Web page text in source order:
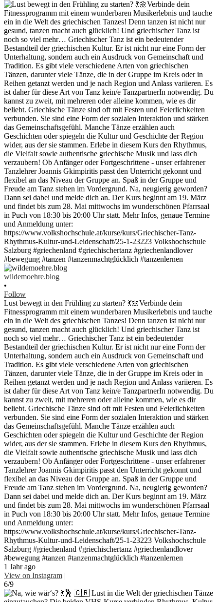
wildemoehre.blog
•
Follow
Lust bewegt in den Frühling zu starten? 💃🌼Verbinde dein
Fitnessprogramm mit einem wunderbaren Musikerlebnis und tauche
ein in die Welt des griechischen Tanzes! Denn tanzen ist nicht nur
gesund, tanzen macht auch glücklich! Und griechischer Tanz ist
noch so viel mehr… Griechischer Tanz ist ein bedeutender
Bestandteil der griechischen Kultur. Er ist nicht nur eine Form der
Unterhaltung, sondern auch ein Ausdruck von Gemeinschaft und
Tradition. Es gibt viele verschiedene Arten von griechischen
Tänzen, darunter viele Tänze, die in der Gruppe im Kreis oder in
Reihen getanzt werden und je nach Region und Anlass variieren. Es
ist daher für diese Art von Tanz kein/e TanzpartnerIn notwendig. Du
kannst zu zweit, mit mehreren oder alleine kommen, wie es dir
beliebt. Griechische Tänze sind oft mit Festen und Feierlichkeiten
verbunden. Sie sind eine Form der sozialen Interaktion und stärken
das Gemeinschaftsgefühl. Manche Tänze erzählen auch
Geschichten oder spiegeln die Kultur und Geschichte der Region
wider, aus der sie stammen. Erlebe in diesem Kurs den Rhythmus,
die Vielfalt sowie authentische griechische Musik und lass dich
verzaubern! Ob Anfänger oder Fortgeschrittene - unser erfahrener
Tanzlehrer Joannis Gkimpiritis passt den Unterricht gekonnt und
flexibel an das Niveau der Gruppe an. Spaß in der Gruppe und
Freude am Tanz stehen im Vordergrund. Na, neugierig geworden?
Dann sei dabei und melde dich an. Der Kurs beginnt am 19. März
und findet bis zum 28. Mai mittwochs im wunderschönen Pfarrsaal
in Puch von 18:30 bis 20:00 Uhr statt. Mehr Infos, genaue Termine
und Anmeldung unter:
https://www.volkshochschule.at/kurse/kurs/Griechischer-Tanz-
Rhythmus-Kultur-und-Leidenschaft/25-1-23223 Volkshochschule
Salzburg #griechenland #griechischertanz #griechenlandlover
#bewegung #tanzen #tanzenmachtglücklich #tanzenlernen
1 Jahr ago
View on Instagram |
6/9